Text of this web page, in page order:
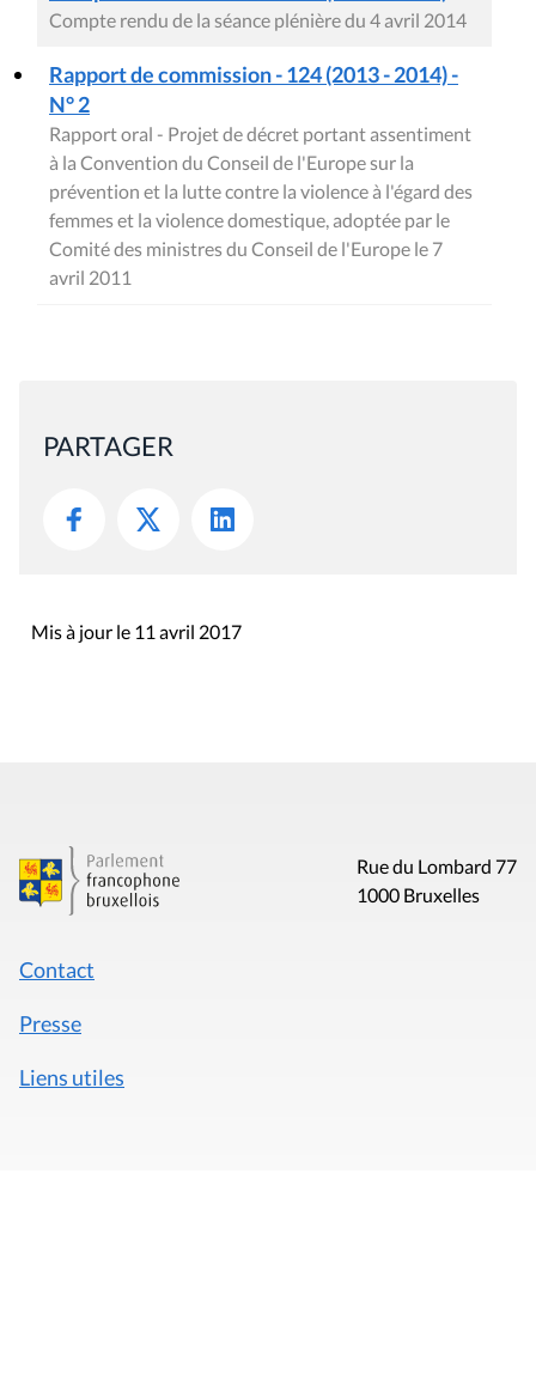
Compte rendu de la séance plénière du 4 avril 2014
Rapport de commission - 124 (2013 - 2014) -
N° 2
Rapport oral - Projet de décret portant assentiment
à la Convention du Conseil de l'Europe sur la
prévention et la lutte contre la violence à l'égard des
femmes et la violence domestique, adoptée par le
Comité des ministres du Conseil de l'Europe le 7
avril 2011
PARTAGER
Mis à jour le 11 avril 2017
Rue du Lombard 77
1000 Bruxelles
Contact
Presse
Liens utiles